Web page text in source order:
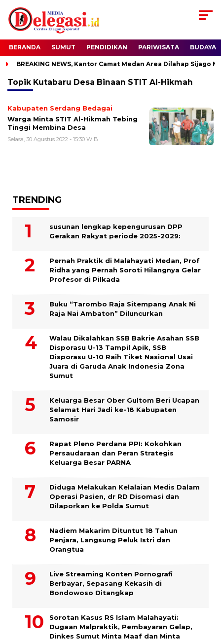
BERANDA SUMUT PENDIDIKAN PARIWISATA BUDAYA
BREAKING NEWS, Kantor Camat Medan Area Dilahap Sijago
Topik Kutabaru Desa Binaan STIT Al-Hikmah
Kabupaten Serdang Bedagai
Warga Minta STIT Al-Hikmah Tebing
Tinggi Membina Desa
Selasa, 30 Agustus 2022 - 15:30 WIB
TRENDING
susunan lengkap kepengurusan DPP
Gerakan Rakyat periode 2025-2029:
Pernah Praktik di Malahayati Medan, Prof
Ridha yang Pernah Soroti Hilangnya Gelar
Profesor di Pilkada
Buku “Tarombo Raja Sitempang Anak Ni
Raja Nai Ambaton” Diluncurkan
Walau Dikalahkan SSB Bakrie Asahan SSB
Disporasu U-13 Tampil Apik, SSB
Disporasu U-10 Raih Tiket Nasional Usai
Juara di Garuda Anak Indonesia Zona
Sumut
Keluarga Besar Ober Gultom Beri Ucapan
Selamat Hari Jadi ke-18 Kabupaten
Samosir
Rapat Pleno Perdana PPI: Kokohkan
Persaudaraan dan Peran Strategis
Keluarga Besar PARNA
Diduga Melakukan Kelalaian Medis Dalam
Operasi Pasien, dr RD Disomasi dan
Dilaporkan ke Polda Sumut
​Nadiem Makarim Dituntut 18 Tahun
Penjara, Langsung Peluk Istri dan
Orangtua
Live Streaming Konten Pornografi
Berbayar, Sepasang Kekasih di
Bondowoso Ditangkap
Sorotan Kasus RS Islam Malahayati:
Dugaan Malpraktik, Pembayaran Gelap,
Dinkes Sumut Minta Maaf dan Minta